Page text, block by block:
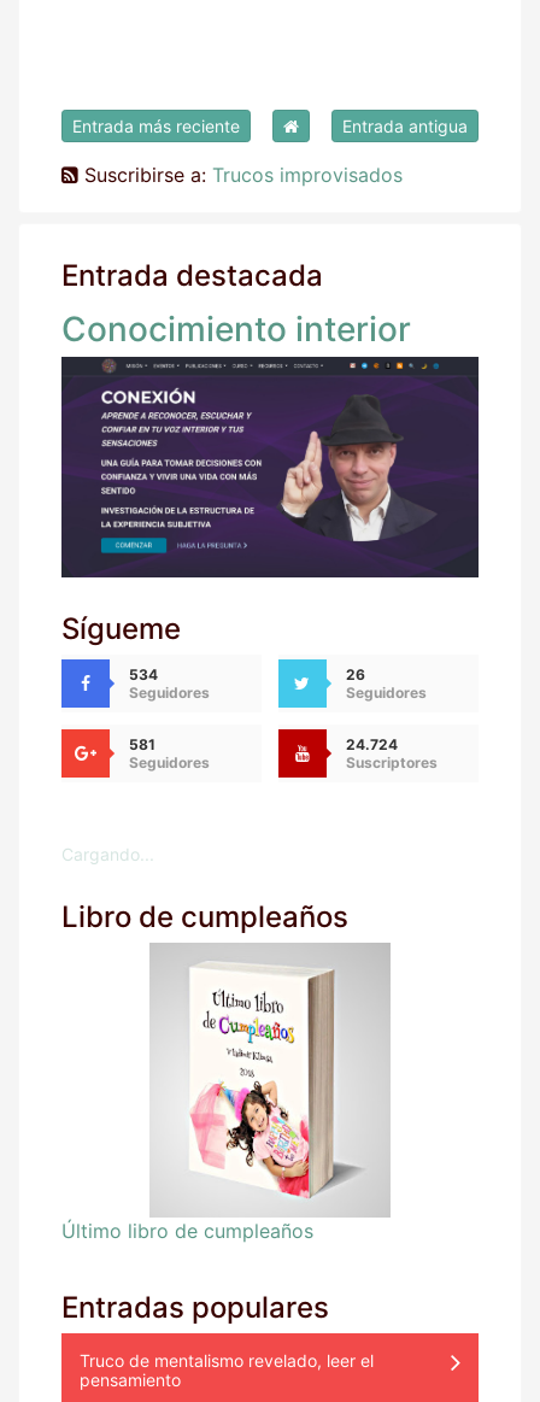
Entrada más reciente Entrada antigua
Suscribirse a: Trucos improvisados
Entrada destacada
Conocimiento interior
Sígueme
534
Seguidores
26
Seguidores
581
Seguidores
24.724
Suscriptores
Cargando...
Libro de cumpleaños
Último libro de cumpleaños
Entradas populares
Truco de mentalismo revelado, leer el
pensamiento